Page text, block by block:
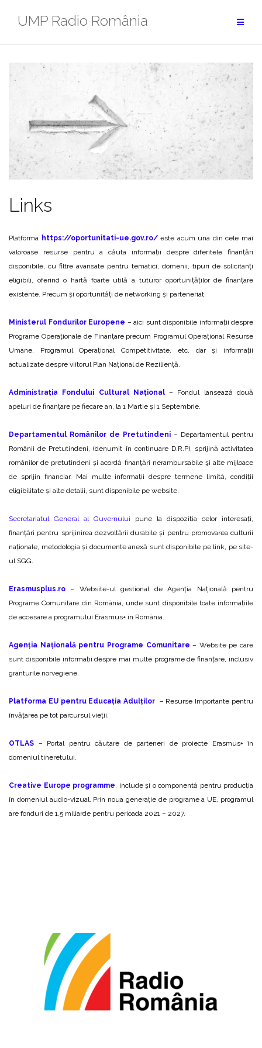
UMP Radio România
Links
Platforma https://oportunitati-ue.gov.ro/ este acum una din cele mai
valoroase resurse pentru a căuta informații despre diferitele finanțări
disponibile, cu filtre avansate pentru tematici, domenii, tipuri de solicitanți
eligibili, oferind o hartă foarte utilă a tuturor oportunițăților de finanțare
existente. Precum și oportunități de networking și parteneriat.
Ministerul Fondurilor Europene – aici sunt disponibile informații despre
Programe Operaționale de Finanțare precum Programul Operațional Resurse
Umane, Programul Operațional Competitivitate, etc, dar și informații
actualizate despre viitorul Plan Național de Reziliență.
Administrația Fondului Cultural Național– Fondul lansează două
apeluri de finanțare pe fiecare an, la 1 Martie și 1 Septembrie.
Departamentul Românilor de Pretutindeni – Departamentul pentru
Românii de Pretutindeni, (denumit în continuare D.R.P), sprijină activitatea
românilor de pretutindeni și acordă finanţări nerambursabile şi alte mijloace
de sprijin financiar. Mai multe informații despre termene limită, condiții
eligibilitate și alte detalii, sunt disponibile pe website.
Secretariatul General al Guvernului pune la dispoziția celor interesați,
finanțări pentru sprijinirea dezvoltării durabile și pentru promovarea culturii
naționale, metodologia și documente anexă sunt disponibile pe link, pe site-
ul SGG.
Erasmusplus.ro – Website-ul gestionat de Agenția Națională pentru
Programe Comunitare din România, unde sunt disponibile toate informațiile
de accesare a programului Erasmus+ în România.
Agenția Națională pentru Programe Comunitare – Website pe care
sunt disponibile informații despre mai multe programe de finanțare, inclusiv
granturile norvegiene.
Platforma EU pentru Educația Adulților – Resurse Importante pentru
învățarea pe tot parcursul vieții.
OTLAS – Portal pentru căutare de parteneri de proiecte Erasmus+ în
domeniul tineretului.
Creative Europe programme, include și o componentă pentru producția
în domeniul audio-vizual. Prin noua generație de programe a UE, programul
are fonduri de 1.5 miliarde pentru perioada 2021 – 2027.